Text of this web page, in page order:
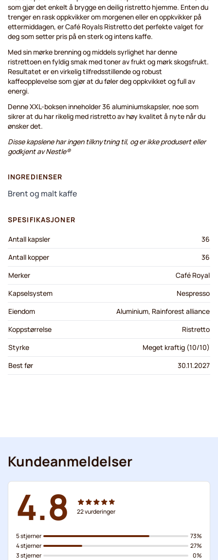
som gjør det enkelt å brygge en deilig ristretto hjemme. Enten du
trenger en rask oppkvikker om morgenen eller en oppkvikker på
ettermiddagen, er Café Royals Ristretto det perfekte valget for
deg som setter pris på en sterk og intens kaffe.
Med sin mørke brenning og middels syrlighet har denne
ristrettoen en fyldig smak med toner av frukt og mørk skogsfrukt.
Resultatet er en virkelig tilfredsstillende og robust
kaffeopplevelse som gjør at du føler deg oppkvikket og full av
energi.
Denne XXL-boksen inneholder 36 aluminiumskapsler, noe som
sikrer at du har rikelig med ristretto av høy kvalitet å nyte når du
ønsker det.
Disse kapslene har ingen tilknytning til, og er ikke produsert eller
godkjent av Nestle®
INGREDIENSER
Brent og malt kaffe
SPESIFIKASJONER
Antall kapsler
36
Antall kopper
36
Merker
Café Royal
Kapselsystem
Nespresso
Eiendom
Aluminium, Rainforest alliance
Koppstørrelse
Ristretto
Styrke
Meget kraftig (10/10)
Best før
30.11.2027
Kundeanmeldelser
4.8 22vurderinger
5 stjerner
4 stjerner
3 stjerner
73%
27%
0%